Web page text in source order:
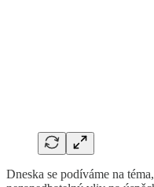
Dneska se podíváme na